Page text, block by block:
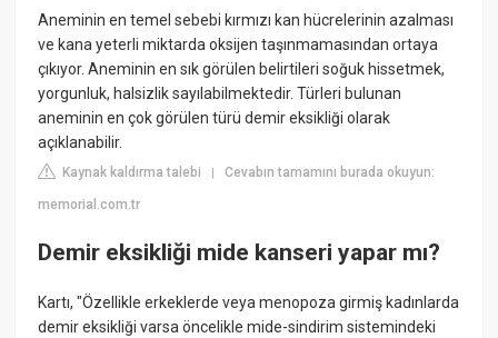
Aneminin en temel sebebi kırmızı kan hücrelerinin azalması
ve kana yeterli miktarda oksijen taşınmamasından ortaya
çıkıyor. Aneminin en sık görülen belirtileri soğuk hissetmek,
yorgunluk, halsizlik sayılabilmektedir. Türleri bulunan
aneminin en çok görülen türü demir eksikliği olarak
açıklanabilir.
Kaynak kaldırma talebi |Cevabın tamamını burada okuyun:
memorial.com.tr
Demir eksikliği mide kanseri yapar mı?
Kartı, "Özellikle erkeklerde veya menopoza girmiş kadınlarda
demir eksikliği varsa öncelikle mide-sindirim sistemindeki